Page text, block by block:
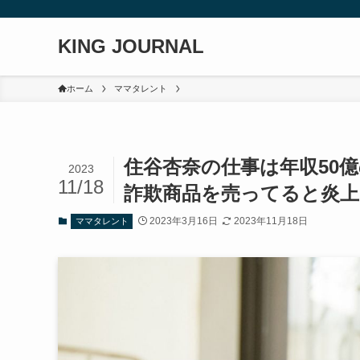
KING JOURNAL
ホーム ママタレント
住谷杏奈の仕事は年収50
詐欺商品を売ってると炎
2023
11/18
ママタレント 2023年3月16日 2023年11月18日